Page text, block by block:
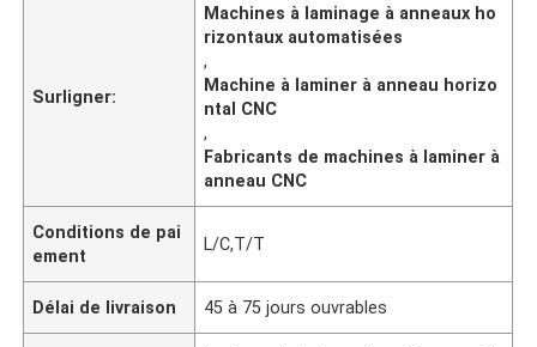
Surligner:
Machines à laminage à anneaux ho
rizontaux automatisées
,
Machine à laminer à anneau horizo
ntal CNC
,
Fabricants de machines à laminer à
anneau CNC
Conditions de pai
ement
L/C,T/T
Délai de livraison 45 à 75 jours ouvrables